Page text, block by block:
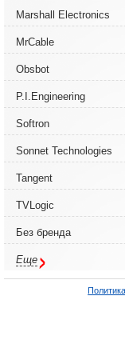
Marshall Electronics
MrCable
Obsbot
P.I.Engineering
Softron
Sonnet Technologies
Tangent
TVLogic
Без бренда
Еще